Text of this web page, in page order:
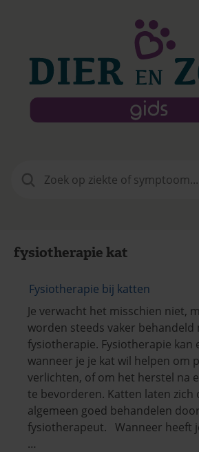
naar:
fysiotherapie kat
Fysiotherapie bij katten
Je verwacht het misschien niet,
worden steeds vaker behandeld
fysiotherapie. Fysiotherapie kan
wanneer je je kat wil helpen om
verlichten, of om het herstel na
te bevorderen. Katten laten zich
algemeen goed behandelen
fysiotherapeut. Wanneer heeft
…